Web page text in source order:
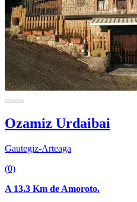
Ozamiz Urdaibai
Gautegiz-Arteaga
(0)
A 13.3 Km de Amoroto.